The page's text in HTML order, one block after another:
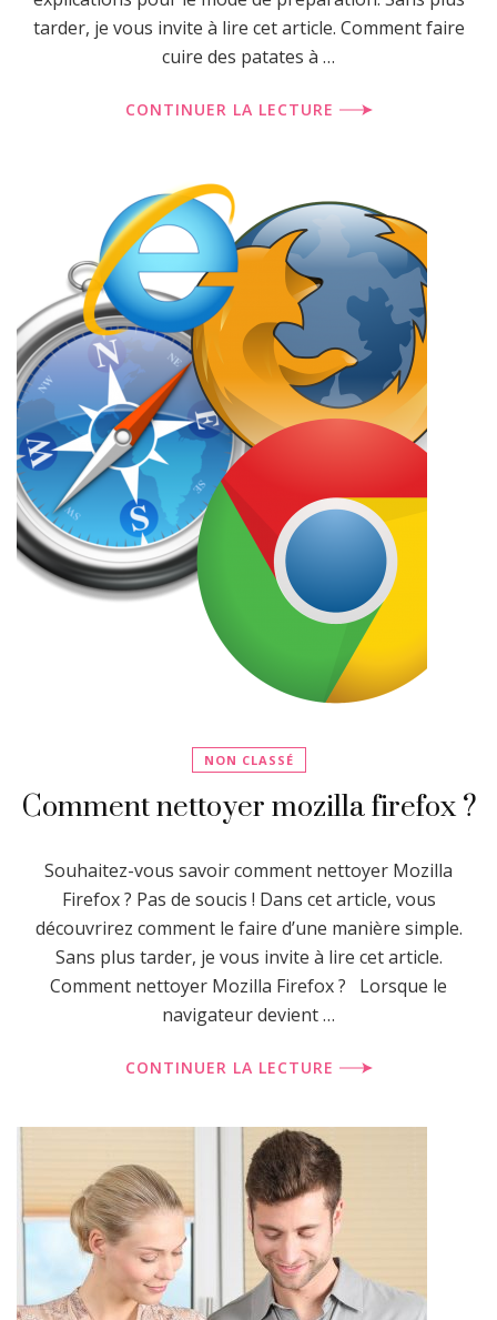
tarder, je vous invite à lire cet article. Comment faire
cuire des patates à …
CONTINUER LA LECTURE
NON CLASSÉ
Comment nettoyer mozilla firefox ?
Souhaitez-vous savoir comment nettoyer Mozilla
Firefox ? Pas de soucis ! Dans cet article, vous
découvrirez comment le faire d’une manière simple.
Sans plus tarder, je vous invite à lire cet article.
Comment nettoyer Mozilla Firefox ? Lorsque le
navigateur devient …
CONTINUER LA LECTURE